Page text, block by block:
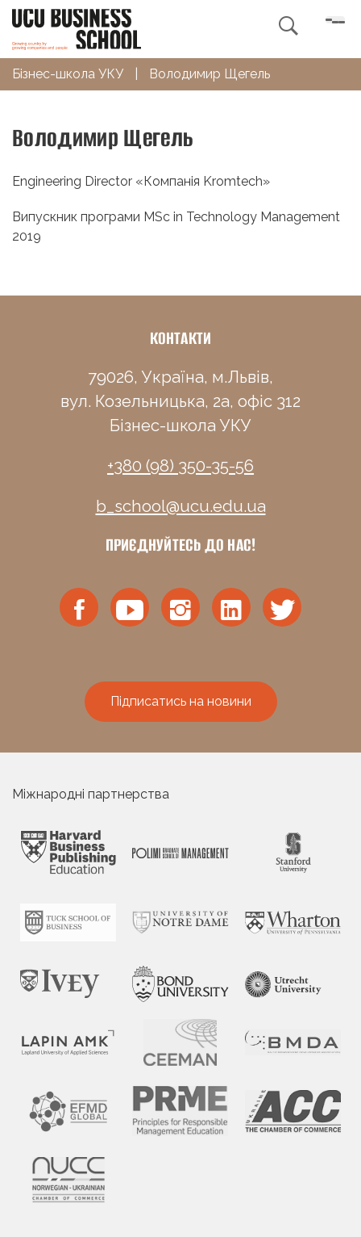

Бізнес-школа УКУ Володимир Щегель
Володимир Щегель
Engineering Director «Компанія Kromtech»
Випускник програми MSc in Technology Management
2019
КОНТАКТИ
79026, Україна, м.Львів,
вул. Козельницька, 2а, офіс 312
Бізнес-школа УКУ
+380 (98) 350-35-56
b_school@ucu.edu.ua
ПРИЄДНУЙТЕСЬ ДО НАС!
Підписатись на новини
Міжнародні партнерства